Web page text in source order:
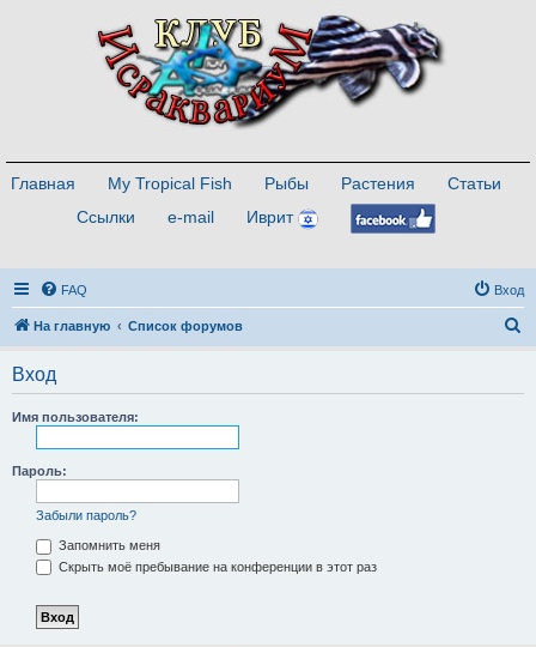
Главная My Tropical Fish Рыбы Растения
Статьи
Ссылки
e-mail Иврит
FAQ Вход
На главную Список форумов
Вход
Имя пользователя:
Пароль:
Забыли пароль?
Запомнить меня
Скрыть моё пребывание на конференции в этот раз